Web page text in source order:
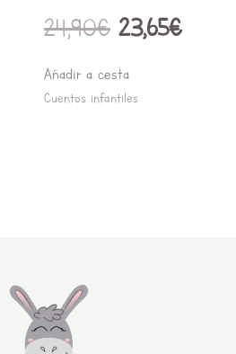
24,90€ 23,65€
Añadir a cesta
Cuentos infantiles